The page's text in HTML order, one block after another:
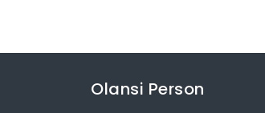
Olansi Person